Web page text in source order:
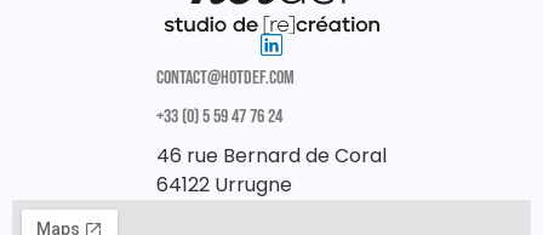
CONTACT@HOTDEF.COM
+33 (0) 5 59 47 76 24
46 rue Bernard de Coral
64122 Urrugne